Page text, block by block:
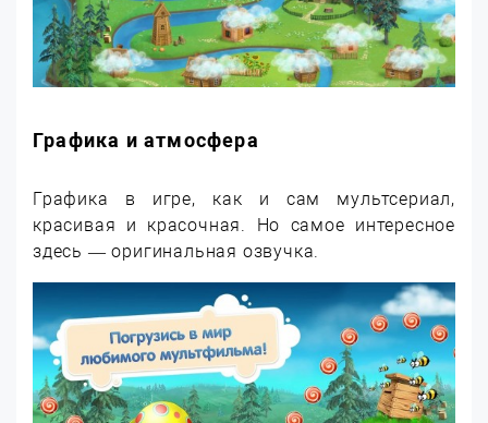
Графика и атмосфера
Графика в игре, как и сам мультсериал,
красивая и красочная. Но самое интересное
здесь — оригинальная озвучка.